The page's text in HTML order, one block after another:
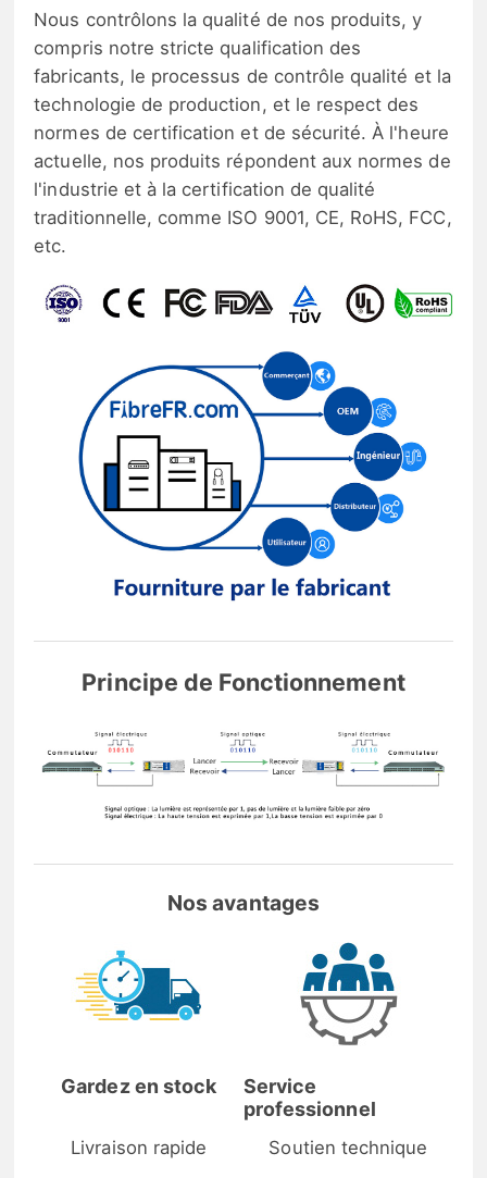
Nous contrôlons la qualité de nos produits, y
compris notre stricte qualification des
fabricants, le processus de contrôle qualité et la
technologie de production, et le respect des
normes de certification et de sécurité. À l'heure
actuelle, nos produits répondent aux normes de
l'industrie et à la certification de qualité
traditionnelle, comme ISO 9001, CE, RoHS, FCC,
etc.
Principe de Fonctionnement
Nos avantages
Gardez en stock
Livraison rapide
Service
professionnel
Soutien technique